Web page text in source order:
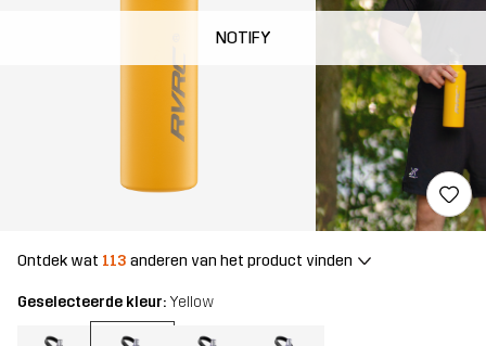
NOTIFY
Ontdek wat 113 anderen van het product vinden
Geselecteerde kleur: Yellow